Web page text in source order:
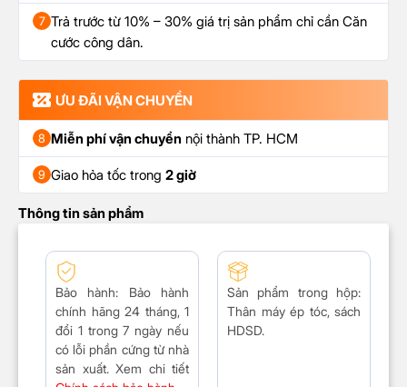
7 Trả trước từ 10% – 30% giá trị sản phẩm chỉ cần Căn
cước công dân.
ƯU ĐÃI VẬN CHUYỂN
8 Miễn phí vận chuyển nội thành TP. HCM
9 Giao hỏa tốc trong 2 giờ
Thông tin sản phẩm
Bảo hành: Bảo hành
chính hãng 24 tháng, 1
đổi 1 trong 7 ngày nếu
có lỗi phần cứng từ nhà
sản xuất. Xem chi tiết
Sản phẩm trong hộp:
Thân máy ép tóc, sách
HDSD.